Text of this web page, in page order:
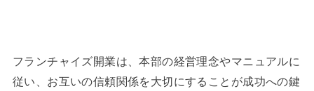
フランチャイズ開業は、本部の経営理念やマニュアルに
従い、お互いの信頼関係を大切にすることが成功への鍵